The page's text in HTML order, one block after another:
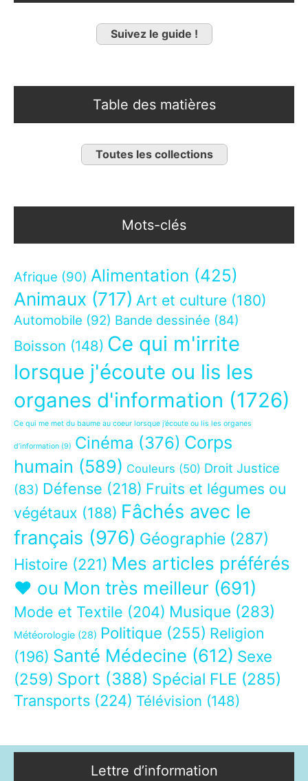
Suivez le guide !
Table des matières
Toutes les collections
Mots-clés
Afrique (90) Alimentation (425)
Animaux (717) Art et culture (180)
Automobile (92) Bande dessinée (84)
Boisson (148) Ce qui m'irrite
lorsque j'écoute ou lis les
organes d'information (1726)
Ce qui me met du baume au coeur lorsque j’écoute ou lis les organes
d’information (9) Cinéma (376) Corps
humain (589) Couleurs (50) Droit Justice
(83) Défense (218) Fruits et légumes ou
végétaux (188) Fâchés avec le
français (976) Géographie (287)
Histoire (221) Mes articles préférés
❤ ou Mon très meilleur (691)
Mode et Textile (204) Musique (283)
Météorologie (28) Politique (255) Religion
(196) Santé Médecine (612) Sexe
(259) Sport (388) Spécial FLE (285)
Transports (224) Télévision (148)
Lettre d’information